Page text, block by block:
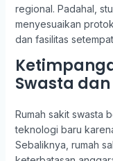
regional. Padahal,
menyesuaikan
dan fasilitas
Swasta
Rumah sakit swasta
teknologi baru
Sebaliknya, rumah